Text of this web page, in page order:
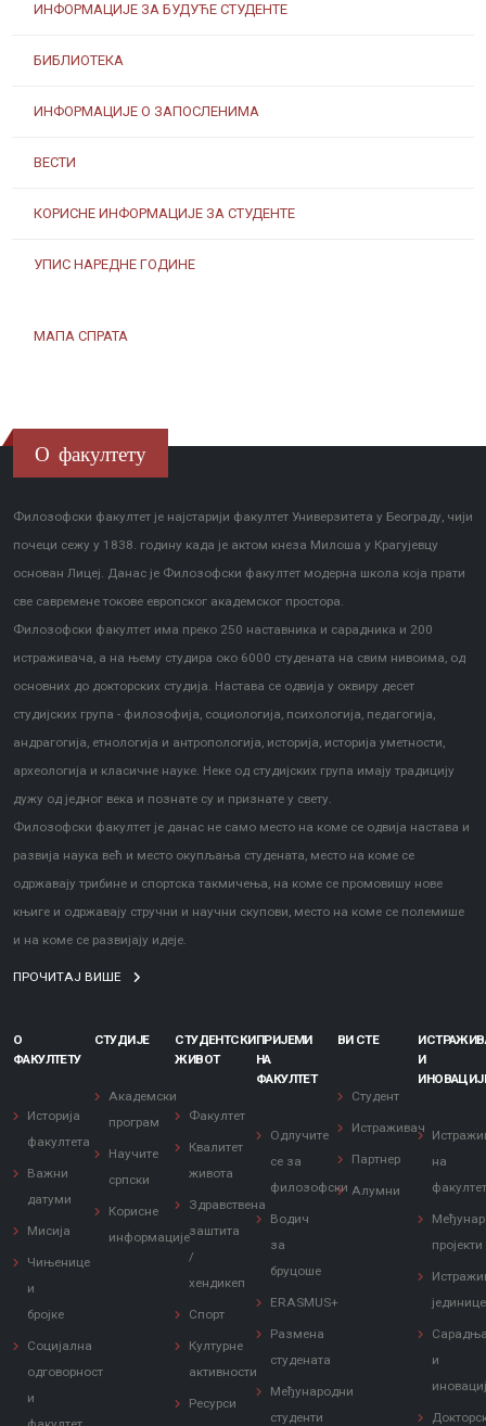
ИНФОРМАЦИЈЕ ЗА БУДУЋЕ СТУДЕНТЕ
БИБЛИОТЕКА
ИНФОРМАЦИЈЕ О ЗАПОСЛЕНИМА
ВЕСТИ
КОРИСНЕ ИНФОРМАЦИЈЕ ЗА СТУДЕНТЕ
УПИС НАРЕДНЕ ГОДИНЕ
МАПА СПРАТА
О факултету
Филозофски факултет је најстарији факултет Универзитета у Београду, чији
почеци сежу у 1838. годину када је актом кнеза Милоша у Крагујевцу
основан Лицеј. Данас је Филозофски факултет модерна школа која прати
све савремене токове европског академског простора.
Филозофски факултет има преко 250 наставника и сарадника и 200
истраживача, а на њему студира око 6000 студената на свим нивоима, од
основних до докторских студија. Настава се одвија у оквиру десет
студијских група - филозофија, социологија, психологија, педагогија,
андрагогија, етнологија и антропологија, историја, историја уметности,
археологија и класичне науке. Неке од студијских група имају традицију
дужу од једног века и познате су и признате у свету.
Филозофски факултет је данас не само место на коме се одвија настава и
развија наука већ и место окупљања студената, место на коме се
одржавају трибине и спортска такмичења, на коме се промовишу нове
књиге и одржавају стручни и научни скупови, место на коме се полемише
и на коме се развијају идеје.
ПРОЧИТАЈ ВИШЕ
О
ФАКУЛТЕТУ
Историја
факултета
Важни
датуми
Мисија
Чињенице
и
бројке
Социјална
одговорност
и
СТУДИЈЕ
Академски
програм
Научите
српски
Корисне
информације
СТУДЕНТСКИ
ЖИВОТ
Факултет
Квалитет
живота
Здравствена
заштита
/
хендикеп
Спорт
Културне
активности
Ресурси
ПРИЈЕМИ
НА
ФАКУЛТЕТ
Одлучите
се за
филозофски
Водич
за
бруцоше
ERASMUS+
Размена
студената
Међународни
студенти
ВИ СТЕ
Студент
Истраживач
Партнер
Алумни
И
на
пројекти
јединице
и